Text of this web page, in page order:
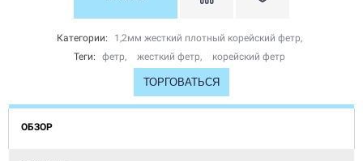
Категории: 1,2мм жесткий плотный корейский фетр,
Теги:
фетр, жесткий фетр, корейский фетр
ТОРГОВАТЬСЯ
ОБЗОР